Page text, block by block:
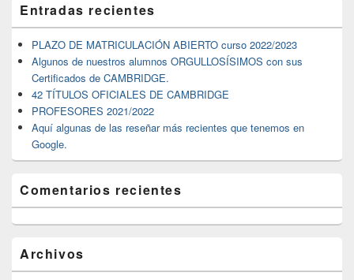
área
de
widget
barra
lateral
primaria
Entradas recientes
PLAZO DE MATRICULACIÓN ABIERTO curso 2022/2023
Algunos de nuestros alumnos ORGULLOSÍSIMOS con sus
Certificados de CAMBRIDGE.
42 TÍTULOS OFICIALES DE CAMBRIDGE
PROFESORES 2021/2022
Aquí algunas de las reseñar más recientes que tenemos en
Google.
Comentarios recientes
Archivos